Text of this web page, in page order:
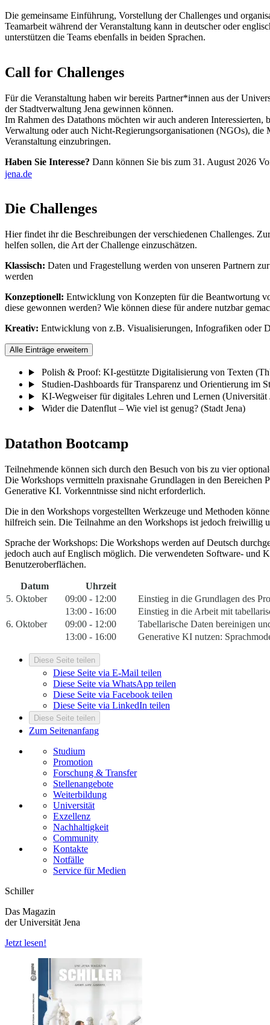
Die gemeinsame Einführung, Vorstellung der Challenges und
Teamarbeit während der Veranstaltung kann in deutscher oder
unterstützen die Teams ebenfalls in beiden Sprachen.
Call for Challenges
Für die Veranstaltung haben wir bereits Partner*innen aus der
der Stadtverwaltung Jena gewinnen können.
Im Rahmen des Datathons möchten wir auch anderen
Verwaltung oder auch Nicht-Regierungsorganisationen (NGOs),
Veranstaltung einzubringen.
Haben Sie Interesse? Dann können Sie bis zum 31. August 2026
jena.de
Die Challenges
Hier findet ihr die Beschreibungen der verschiedenen Challenges.
helfen sollen, die Art der Challenge einzuschätzen.
Klassisch: Daten und Fragestellung werden von unseren Partnern
werden
Konzeptionell: Entwicklung von Konzepten für die Beantwortung
diese gewonnen werden? Wie können diese für andere nutzbar
Kreativ: Entwicklung von z.B. Visualisierungen, Infografiken oder
Alle Einträge erweitern
Polish & Proof: KI-gestützte Digitalisierung von Texten
Studien-Dashboards für Transparenz und Orientierung im
KI-Wegweiser für digitales Lehren und Lernen (Universität
Wider die Datenflut – Wie viel ist genug? (Stadt Jena)
Datathon Bootcamp
Teilnehmende können sich durch den Besuch von bis zu vier
Die Workshops vermitteln praxisnahe Grundlagen in den Bereichen
Generative KI. Vorkenntnisse sind nicht erforderlich.
Die in den Workshops vorgestellten Werkzeuge und Methoden
hilfreich sein. Die Teilnahme an den Workshops ist jedoch freiwillig
Sprache der Workshops: Die Workshops werden auf Deutsch
jedoch auch auf Englisch möglich. Die verwendeten Software- und
Benutzeroberflächen.
Datum
Uhrzeit
5. Oktober
09:00 - 12:00
Einstieg in die Grundlagen des
13:00 - 16:00
Einstieg in die Arbeit mit
6. Oktober
09:00 - 12:00
Tabellarische Daten bereinigen
13:00 - 16:00
Generative KI nutzen:
Diese Seite teilen
Diese Seite via E-Mail teilen
Diese Seite via WhatsApp teilen
Diese Seite via Facebook teilen
Diese Seite via LinkedIn teilen
Diese Seite teilen
Zum Seitenanfang
Studium
Promotion
Forschung & Transfer
Stellenangebote
Weiterbildung
Universität
Exzellenz
Nachhaltigkeit
Community
Kontakte
Notfälle
Service für Medien
Schiller
Das Magazin
der Universität Jena
Jetzt lesen!